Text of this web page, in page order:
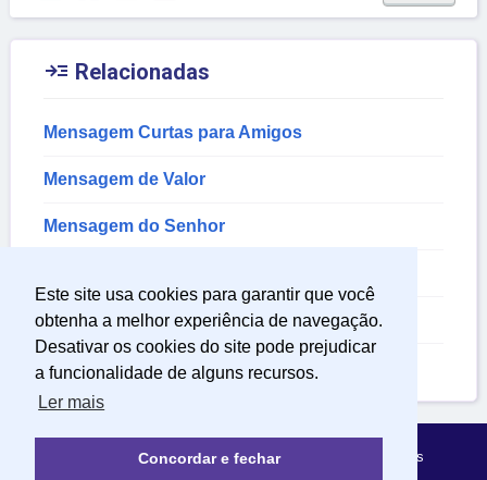
Este site usa cookies para garantir que você
obtenha a melhor experiência de navegação.
Desativar os cookies do site pode prejudicar
a funcionalidade de alguns recursos.
Ler mais
Concordar e fechar
 Relacionadas
Mensagem Curtas para Amigos
Mensagem de Valor
Mensagem do Senhor
Mensagens Religiosas
Mensagem de Pascoa
Política de Privacidade Sobre Mensagens Mágicas